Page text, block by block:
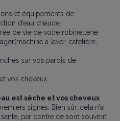
et équipements de
d’eau chaude
de vie de votre robinetterie
à laver, cafetière,
sur vos parois de
vos cheveux
est sèche et vos cheveux
signes. Bien sûr, cela n'a
par contre ce sont souvent